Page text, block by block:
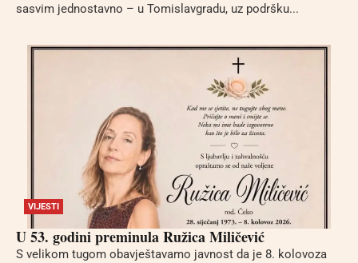
sasvim jednostavno – u Tomislavgradu, uz podršku...
VIJESTI
U 53. godini preminula Ružica Miličević
S velikom tugom obavještavamo javnost da je 8. kolovoza